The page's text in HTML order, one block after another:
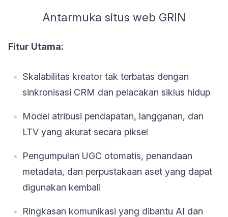
Antarmuka situs web GRIN
Fitur Utama:
Skalabilitas kreator tak terbatas dengan
sinkronisasi CRM dan pelacakan siklus hidup
Model atribusi pendapatan, langganan, dan
LTV yang akurat secara piksel
Pengumpulan UGC otomatis, penandaan
metadata, dan perpustakaan aset yang dapat
digunakan kembali
Ringkasan komunikasi yang dibantu AI dan